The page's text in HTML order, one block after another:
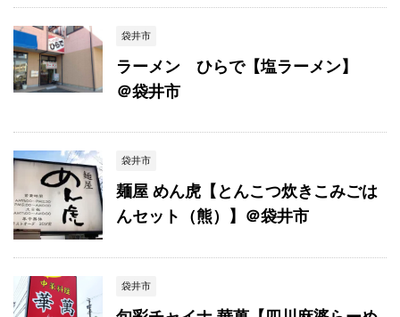
袋井市
ラーメン ひらで【塩ラーメン】
＠袋井市
袋井市
麺屋 めん虎【とんこつ炊きこみごは
んセット（熊）】＠袋井市
袋井市